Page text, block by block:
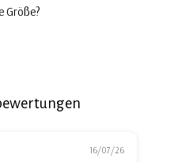
Größe?
16/07/26